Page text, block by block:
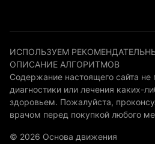
ИСПОЛЬЗУЕМ
ОПИСАНИЕ АЛГОРИТМОВ
Содержание настоящего сайта не
диагностики или лечения каких-
здоровьем. Пожалуйста,
врачом перед покупкой любого
© 2026 Основа движения